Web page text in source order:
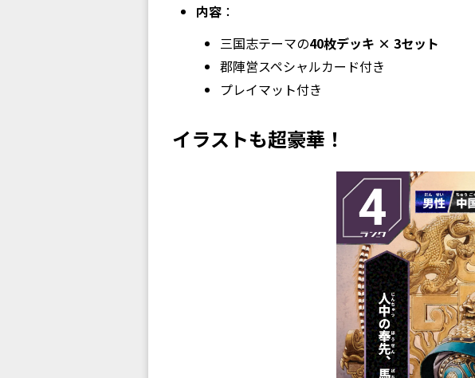
内容：
三国志テーマの40枚デッキ × 3セット
郡陣営スペシャルカード付き
プレイマット付き
イラストも超豪華！